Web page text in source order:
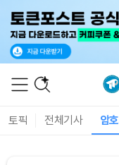
토픽 전체기사 암